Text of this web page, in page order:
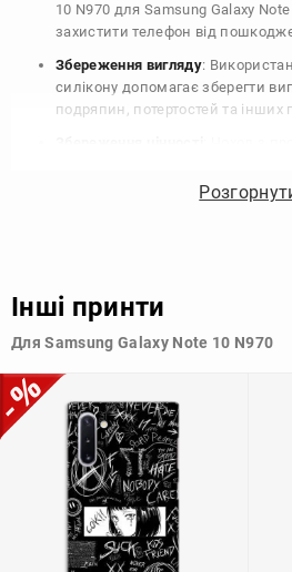
10 N970 для Samsung Galaxy
захистити телефон від
Збереження вигляду:
силікону допомагає зберегти
подряпин, потертостей та
вашого телефону, що особливо
стилю та особистому смаку.
Узагалі, чохол для телефону - це дуже
додати зручності в користуванні.
Інші принти
Для Samsung Galaxy Note 10 N970